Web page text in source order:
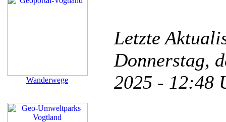
Wanderwege
Letzte
Donnerstag,
2025 -